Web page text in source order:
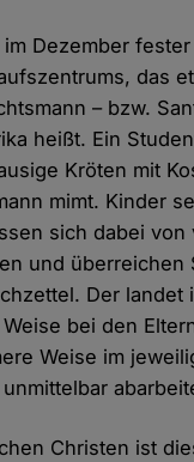
Dezember
das
– bzw.
heißt. Ein
Kröten mit
mimt. Kinder
sich dabei von
und überreichen
Der landet
bei den
Weise im
Christen ist